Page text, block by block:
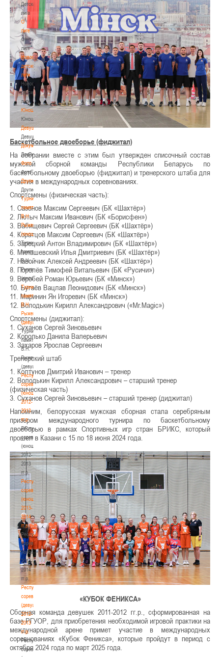
Детская
лига
О
лиге
О
лиге
Новости
детской
лиги
Новости
детской
лиги
Юноши
Юноши
Девушки
Девушки
Документы
Документы
Фото
Фото
Другие
Другие
Турнир
памяти
В.Н.
Рыженкова
(юноши)
Турнир
памяти
В.Н.
Рыженкова
(юноши)
Турнир
памяти
В.Н.
Рыженкова
(девушки)
Турнир
памяти
В.Н.
Рыженкова
(девушки)
Республиканские
соревнования
(юноши)
2012-
2013
гг.р.
Республиканские
соревнования
(юноши)
2012-
2013
гг.р.
Республиканские
соревнования
(юноши)
2013-
2014
гг.р.
Республиканские
соревнования
(юноши)
2013-
2014
гг.р.
Республиканские
соревнования
(девушки)
2012-
2013
гг.р.
Республиканские
соревнования
Баскетбольное двоеборье (фиджитал)
На собрании вместе с этим был утвержден списочный состав
мужской сборной команды Республики Беларусь по
баскетбольному двоеборью (фиджитал) и тренерского штаба для
участия в международных соревнованиях.
Спортсмены (физическая часть):
1. Сазонов Максим Сергеевич (БК «Шахтёр»)
2. Лютыч Максим Иванович (БК «Борисфен»)
3. Вабищевич Сергей Сергеевич (БК «Шахтёр»)
4. Коратцов Максим Сергеевич (БК «Шахтёр»)
5. Зарецкий Антон Владимирович (БК «Шахтёр»)
6. Милашевский Илья Дмитриевич (БК «Шахтёр»)
7. Навойчик Алексей Андреевич (БК «Шахтёр»)
8. Поролёв Тимофей Витальевич (БК «Русичи»)
9. Веробей Роман Юрьевич (БК «Минск»)
10. Бугаёв Вацлав Леонидович (БК «Минск»)
11. Маринин Ян Игоревич (БК «Минск»)
12. Володькин Кирилл Александрович («Mr.Magic»)
Спортсмены (диджитал):
1. Суханов Сергей Зиновьевич
2. Королько Данила Валерьевич
3. Захаров Ярослав Сергеевич
Тренерский штаб
1. Колтунов Дмитрий Иванович – тренер
2. Володькин Кирилл Александрович – старший тренер
(физическая часть)
3. Суханов Сергей Зиновьевич – старший тренер (диджитал)
Напомним, белорусская мужская сборная стала серебряным
призером международного турнира по баскетбольному
двоеборью в рамках Спортивных игр стран БРИКС, который
прошел в Казани с 15 по 18 июня 2024 года.
«КУБОК ФЕНИКСА»
Сборная команда девушек 2011-2012 гг.р., сформированная на
базе РГУОР, для приобретения необходимой игровой практики на
международной арене примет участие в международных
соревнованиях «Кубок Феникса», которые пройдут в период с
октября 2024 года по март 2025 года.